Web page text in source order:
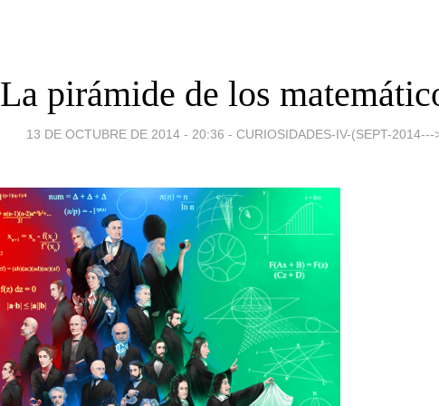
La pirámide de los
13 DE OCTUBRE DE 2014 - 20:36 - CURIOSIDADES-IV-(SEPT-2014---